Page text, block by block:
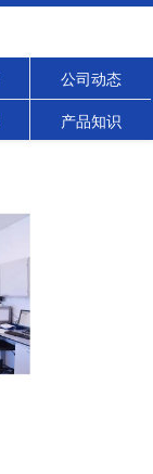
公司动态
产品知识